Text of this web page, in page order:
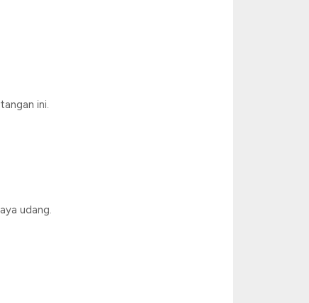
ini.
udang.